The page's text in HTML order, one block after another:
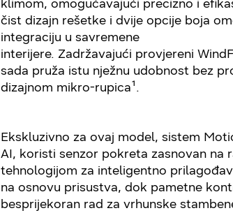
klimom, omogućavajući precizno i
čist dizajn rešetke i dvije opcije boja
integraciju u savremene
interijere. Zadržavajući provjereni
sada pruža istu nježnu udobnost bez
dizajnom mikro-rupica¹.
Ekskluzivno za ovaj model, sistem
AI, koristi senzor pokreta zasnovan na
tehnologijom za inteligentno
na osnovu prisustva, dok pametne
besprijekoran rad za vrhunske